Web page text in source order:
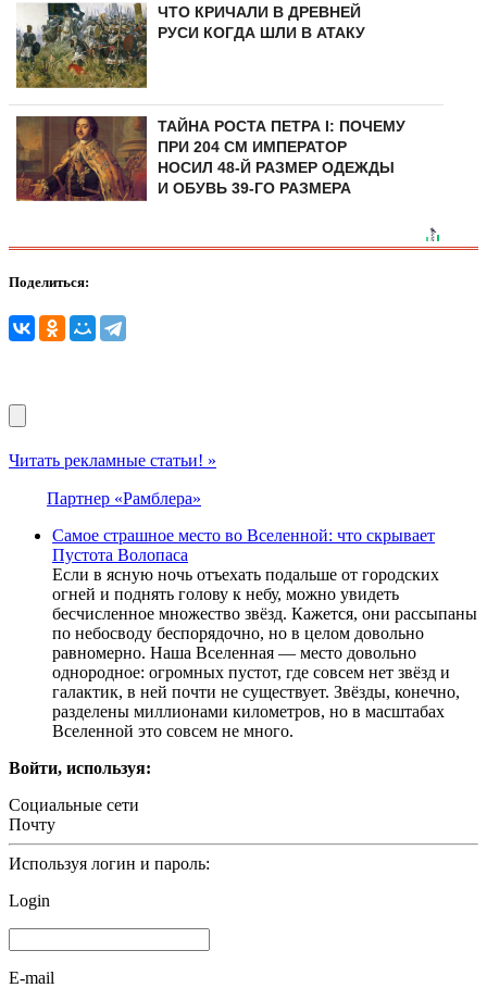
ЧТО КРИЧАЛИ В ДРЕВНЕЙ
РУСИ КОГДА ШЛИ В АТАКУ
ТАЙНА РОСТА ПЕТРА I: ПОЧЕМУ
ПРИ 204 СМ ИМПЕРАТОР
НОСИЛ 48-Й РАЗМЕР ОДЕЖДЫ
И ОБУВЬ 39-ГО РАЗМЕРА
Поделиться:
Читать рекламные статьи! »
Партнер «Рамблера»
Самое страшное место во Вселенной: что скрывает
Пустота Волопаса
Если в ясную ночь отъехать подальше от городских
огней и поднять голову к небу, можно увидеть
бесчисленное множество звёзд. Кажется, они рассыпаны
по небосводу беспорядочно, но в целом довольно
равномерно. Наша Вселенная — место довольно
однородное: огромных пустот, где совсем нет звёзд и
галактик, в ней почти не существует. Звёзды, конечно,
разделены миллионами километров, но в масштабах
Вселенной это совсем не много.
Войти, используя:
Социальные сети
Почту
Используя логин и пароль:
Login
E-mail